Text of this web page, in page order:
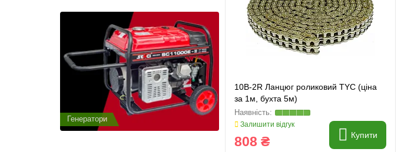
Генератори
10B-2R Ланцюг роликовий TYC (ціна
за 1м, бухта 5м)
Залишити відгук
808 ₴ Купити